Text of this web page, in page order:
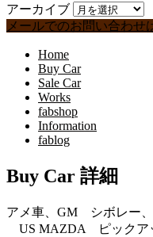
アーカイブ
メールでのお問い合わせ
Home
Buy Car
Sale Car
Works
fabshop
Information
fablog
Buy Car 詳細
アメ車、GM シボレー
US MAZDA ピックア